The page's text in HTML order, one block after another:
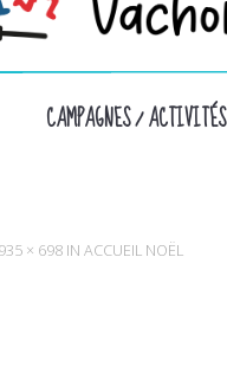
CAMPAGNES / ACTIVITÉS
× 698 IN ACCUEIL NOËL